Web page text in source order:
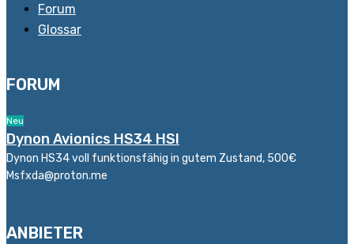
Forum
Glossar
FORUM
Neu
Dynon Avionics HS34 HSI
Dynon HS34 voll funktionsfähig in gutem Zustand, 500€
Msfxda@proton.me
ANBIETER